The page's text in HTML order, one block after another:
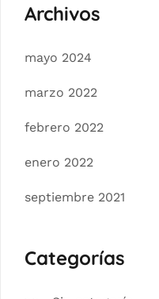
Archivos
mayo 2024
marzo 2022
febrero 2022
enero 2022
septiembre 2021
Categorías